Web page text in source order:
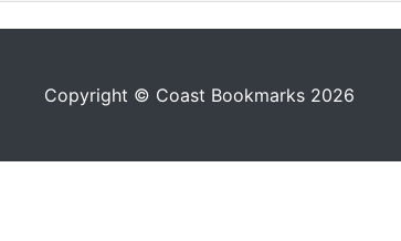
Copyright © Coast Bookmarks 2026